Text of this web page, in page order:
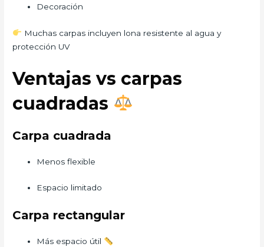
Decoración
Muchas carpas incluyen lona resistente al agua y
protección UV
Ventajas vs carpas
cuadradas
Carpa cuadrada
Menos flexible
Espacio limitado
Carpa rectangular
Más espacio útil